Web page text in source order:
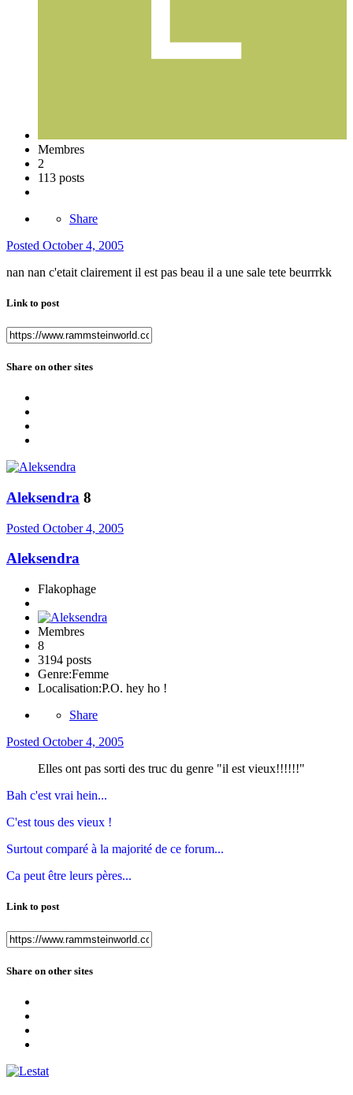
Membres
2
113 posts
Share
Posted October 4, 2005
nan nan c'etait clairement il est pas beau il a une sale tete beurrrkk
Link to post
Share on other sites
Aleksendra 8
Posted October 4, 2005
Aleksendra
Flakophage
Membres
8
3194 posts
Genre:Femme
Localisation:P.O. hey ho !
Share
Posted October 4, 2005
Elles ont pas sorti des truc du genre "il est vieux!!!!!!"
Bah c'est vrai hein...
C'est tous des vieux !
Surtout comparé à la majorité de ce forum...
Ca peut être leurs pères...
Link to post
Share on other sites